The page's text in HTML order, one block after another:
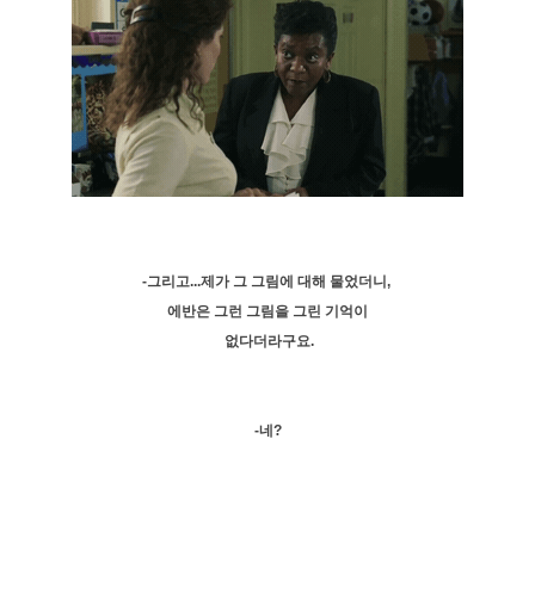
-그리고...제가 그 그림에 대해 물었더니,
에반은 그런 그림을 그린 기억이
없다더라구요.
-네?